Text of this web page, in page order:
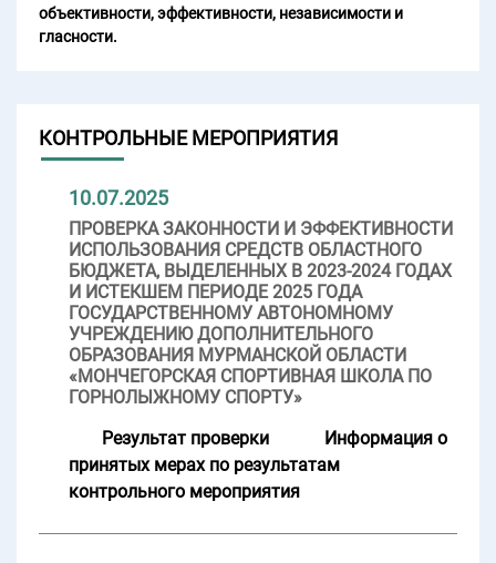
объективности, эффективности, независимости и
гласности.
КОНТРОЛЬНЫЕ МЕРОПРИЯТИЯ
10.07.2025
ПРОВЕРКА ЗАКОННОСТИ И ЭФФЕКТИВНОСТИ
ИСПОЛЬЗОВАНИЯ СРЕДСТВ ОБЛАСТНОГО
БЮДЖЕТА, ВЫДЕЛЕННЫХ В 2023-2024 ГОДАХ
И ИСТЕКШЕМ ПЕРИОДЕ 2025 ГОДА
ГОСУДАРСТВЕННОМУ АВТОНОМНОМУ
УЧРЕЖДЕНИЮ ДОПОЛНИТЕЛЬНОГО
ОБРАЗОВАНИЯ МУРМАНСКОЙ ОБЛАСТИ
«МОНЧЕГОРСКАЯ СПОРТИВНАЯ ШКОЛА ПО
ГОРНОЛЫЖНОМУ СПОРТУ»
Результат проверки
Информация о
принятых мерах по результатам
контрольного мероприятия